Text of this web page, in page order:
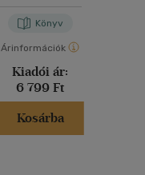
Könyv
Árinformációk
Kiadói ár:
6 799 Ft
Kosárba